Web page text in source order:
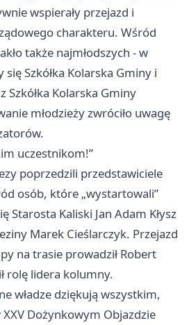
wspierały przejazd i
charakteru. Wśród
także najmłodszych - w
się Szkółka Kolarska Gminy i
Szkółka Kolarska Gminy
młodzieży zwróciło uwagę
uczestnikom!”
poprzedzili przedstawiciele
osób, które „wystartowali”
Starosta Kaliski Jan Adam Kłysz
Marek Cieślarczyk. Przejazd
na trasie prowadził Robert
rolę lidera kolumny.
władze dziękują wszystkim,
Dożynkowym Objazdzie